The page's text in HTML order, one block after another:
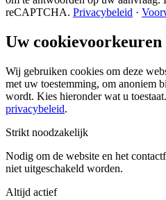
reCAPTCHA. Privacybeleid ·
Uw cookievoorkeuren
Wij gebruiken cookies om deze
met uw toestemming, om anoniem
wordt. Kies hieronder wat u
privacybeleid.
Strikt noodzakelijk
Nodig om de website en het
niet uitgeschakeld worden.
Altijd actief